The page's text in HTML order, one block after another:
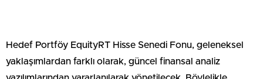
Hedef Portföy EquityRT Hisse Senedi Fonu, geleneksel
yaklaşımlardan farklı olarak, güncel finansal analiz